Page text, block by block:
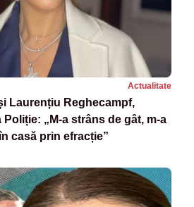
Actualitate
Laurențiu Reghecampf,
„M-a strâns de gât, m-a
casă prin efracție”